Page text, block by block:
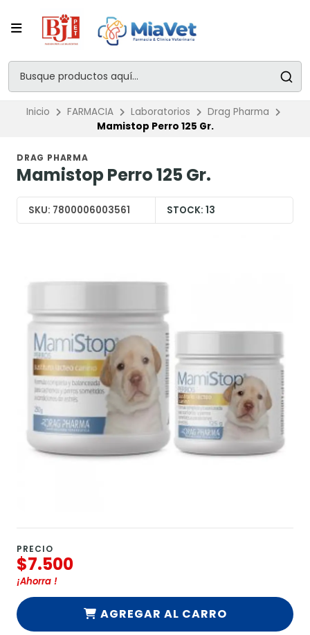
Inicio FARMACIA Laboratorios
Drag Pharma
Mamistop Perro 125 Gr.
DRAG PHARMA
Mamistop Perro 125 Gr.
SKU: 7800006003561 STOCK: 13
PRECIO
$7.500
¡Ahorra !
AGREGAR AL CARRO